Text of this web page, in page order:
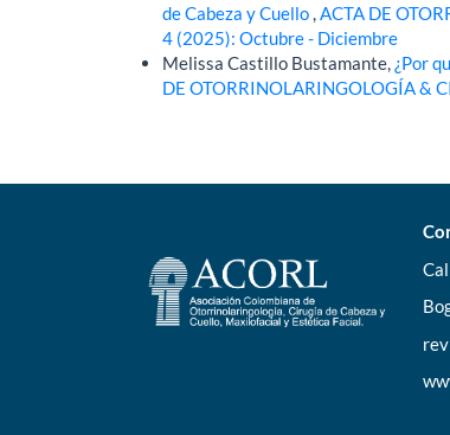
de Cabeza y Cuello,ACTA DE
4 (2025): Octubre - Diciembre
Melissa Castillo Bustamante, ¿Por
DE OTORRINOLARINGOLOGÍA &